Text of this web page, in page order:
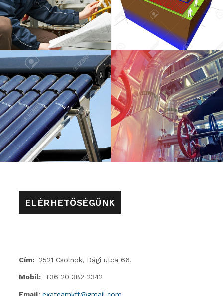
ELÉRHETŐSÉGÜNK
Cím: 2521 Csolnok, Dági utca 66.
Mobil: +36 20 382 2342
Email: exateamkft@gmail.com